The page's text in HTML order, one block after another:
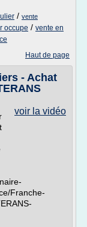
/ vente
occupe / vente en
Haut de page
- Achat
voir la vidéo
Franche-